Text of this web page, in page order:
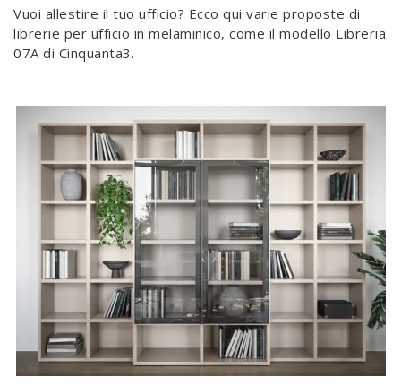
Vuoi allestire il tuo ufficio? Ecco qui varie proposte di
librerie per ufficio in melaminico, come il modello Libreria
07A di Cinquanta3.